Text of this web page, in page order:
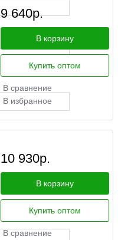
9 640р.
В корзину
Купить оптом
В сравнение
В избранное
10 930р.
В корзину
Купить оптом
В сравнение